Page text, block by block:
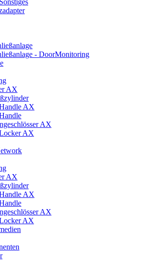
- DoorMonitoring
AX
AX
AX
AX
AX
AX
AX
AX